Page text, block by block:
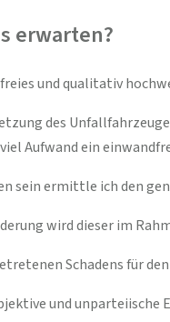
erwarten?
und qualitativ
des
Aufwand ein
sein ermittle ich den
wird dieser im
Schadens für
und unparteiische